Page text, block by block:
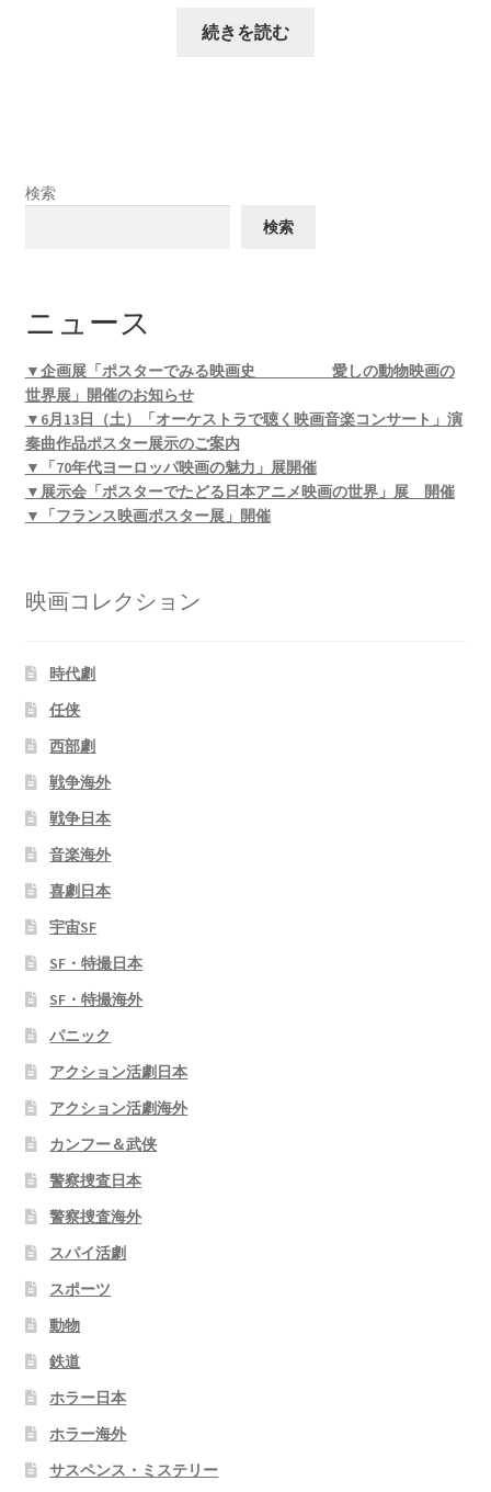
続きを読む
検索
検索
ニュース
▼企画展「ポスターでみる映画史 愛しの動物映画の
世界展」開催のお知らせ
▼6月13日（土）「オーケストラで聴く映画音楽コンサート」演
奏曲作品ポスター展示のご案内
▼「70年代ヨーロッパ映画の魅力」展開催
▼展示会「ポスターでたどる日本アニメ映画の世界」展 開催
▼「フランス映画ポスター展」開催
映画コレクション
時代劇
任侠
西部劇
戦争海外
戦争日本
音楽海外
喜劇日本
宇宙SF
SF・特撮日本
SF・特撮海外
パニック
アクション活劇日本
アクション活劇海外
カンフー＆武侠
警察捜査日本
警察捜査海外
スパイ活劇
スポーツ
動物
鉄道
ホラー日本
ホラー海外
サスペンス・ミステリー